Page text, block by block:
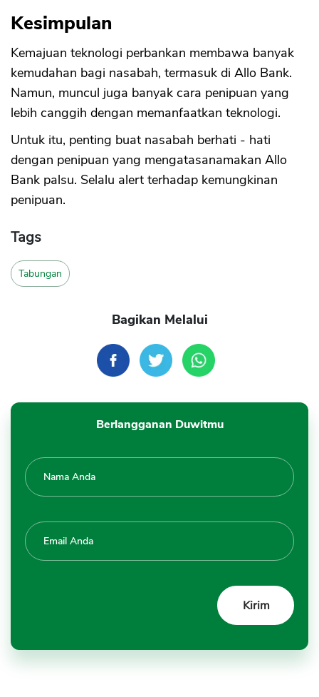
Kesimpulan
Kemajuan teknologi perbankan membawa banyak
kemudahan bagi nasabah, termasuk di Allo Bank.
Namun, muncul juga banyak cara penipuan yang
lebih canggih dengan memanfaatkan teknologi.
Untuk itu, penting buat nasabah berhati - hati
dengan penipuan yang mengatasanamakan Allo
Bank palsu. Selalu alert terhadap kemungkinan
penipuan.
Tags
Tabungan
Bagikan Melalui
Berlangganan Duwitmu